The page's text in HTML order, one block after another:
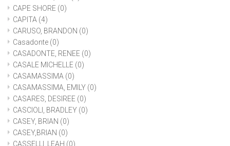
CAPE SHORE (0)
CAPITA (4)
CARUSO, BRANDON (0)
Casadonte (0)
CASADONTE, RENEE (0)
CASALE MICHELLE (0)
CASAMASSIMA (0)
CASAMASSIMA, EMILY (0)
CASARES, DESIREE (0)
CASCIOLI, BRADLEY (0)
CASEY, BRIAN (0)
CASEY,BRIAN (0)
CASSELLI, LEAH (0)